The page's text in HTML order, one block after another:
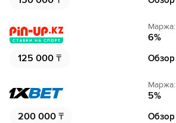
125 000 ₸
Маржа:
6%
Обзор
200 000 ₸
Маржа:
5%
Обзор